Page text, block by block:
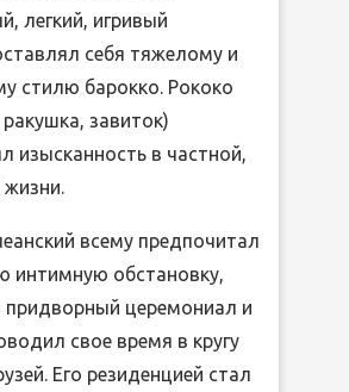
легкий, игривый
себя тяжелому и
стилю барокко. Рококо
завиток)
изысканность в частной,
всему предпочитал
обстановку,
придворный церемониал и
свое время в кругу
Его резиденцией стал